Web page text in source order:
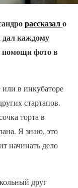
рассказало
дал каждому
помощи фото в
в инкубаторе
стартапов.
торта в
Я знаю, это
начинать дело
друг